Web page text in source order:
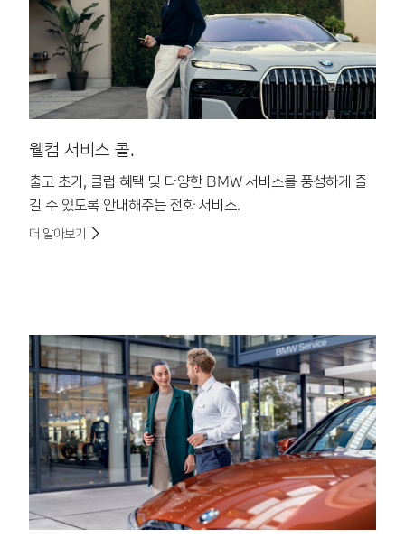
웰컴 서비스 콜.
출고 초기, 클럽 혜택 및 다양한 BMW 서비스를 풍성하게 즐
길 수 있도록 안내해주는 전화 서비스.
더 알아보기